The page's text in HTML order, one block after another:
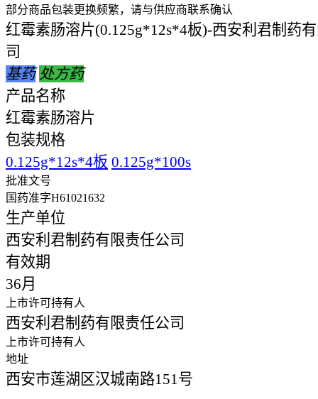
部分商品包装更换频繁，请与供应商联系确认
红霉素肠溶片(0.125g*12s*4板)-西安利君制药
司
基药 处方药
产品名称
红霉素肠溶片
包装规格
0.125g*12s*4板 0.125g*100s
批准文号
国药准字H61021632
生产单位
西安利君制药有限责任公司
有效期
36月
上市许可持有人
西安利君制药有限责任公司
上市许可持有人
地址
西安市莲湖区汉城南路151号